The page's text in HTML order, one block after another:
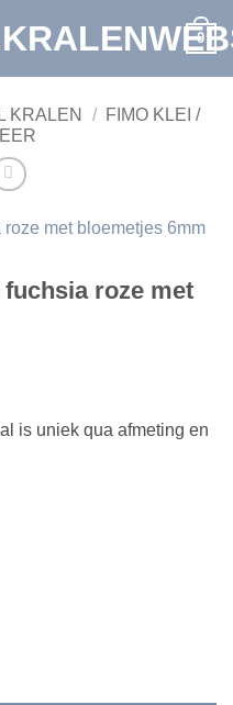
0
KRALEN /
FIMO KLEI /
roze met
is uniek qua afmeting en